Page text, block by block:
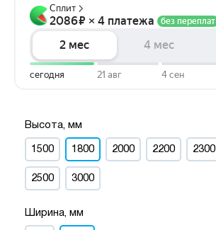
Высота, мм
1500 1800 2000 2200 2300
2500 3000
Ширина, мм